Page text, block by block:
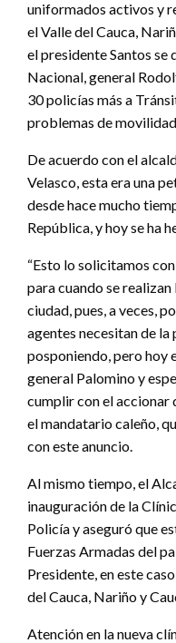
uniformados activos y
el Valle del Cauca,
el presidente Santos
Nacional, general
30 policías más a
problemas de movilidad
De acuerdo con el
Velasco, esta era una
desde hace mucho
República, y hoy se ha
“Esto lo solicitamos
para cuando se
ciudad, pues, a veces,
agentes necesitan de
posponiendo, pero hoy
general Palomino y
cumplir con el accionar
el mandatario caleño,
con este anuncio.
Al mismo tiempo, el
inauguración de la
Policía y aseguró que
Fuerzas Armadas del
Presidente, en este
del Cauca, Nariño y
Atención en la nueva